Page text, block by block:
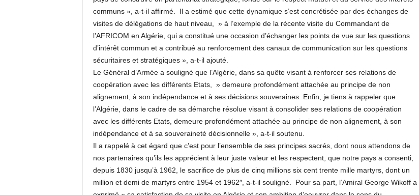
communs », a-t-il affirmé. Il a estimé que cette dynamique s’est concrétisée par des échanges de
visites de délégations de haut niveau, » à l’exemple de la récente visite du Commandant de
l’AFRICOM en Algérie, qui a constitué une occasion d’échanger les points de vue sur les questions
d’intérêt commun et a contribué au renforcement des canaux de communication sur les questions
sécuritaires et stratégiques », a-t-il ajouté.
Le Général d’Armée a souligné que l’Algérie, dans sa quête visant à renforcer ses relations de
coopération avec les différents Etats, » demeure profondément attachée au principe de non
alignement, à son indépendance et à ses décisions souveraines. Enfin, je tiens à rappeler que
l’Algérie, dans le cadre de sa démarche résolue visant à consolider ses relations de coopération
avec les différents Etats, demeure profondément attachée au principe de non alignement, à son
indépendance et à sa souveraineté décisionnelle », a-t-il soutenu.
Il a rappelé à cet égard que c’est pour l’ensemble de ses principes sacrés, dont nous attendons de
nos partenaires qu’ils les apprécient à leur juste valeur et les respectent, que notre pays a consenti,
depuis 1830 jusqu’à 1962, le sacrifice de plus de cinq millions six cent trente mille martyrs, dont un
million et demi de martyrs entre 1954 et 1962″, a-t-il souligné. Pour sa part, l’Amiral George Wikoff a